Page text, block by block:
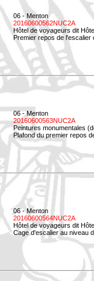
06 - Menton
20160600562NUC2A
Hôtel de voyageurs dit
Premier repos de l'escalier
06 - Menton
20160600563NUC2A
Peintures monumentales
Plafond du premier repos
06 - Menton
20160600564NUC2A
Hôtel de voyageurs dit
Cage d'escalier au niveau